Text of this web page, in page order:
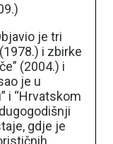
je tri
i zbirke
(2004.) i
je u
i “Hrvatskom
gdje je